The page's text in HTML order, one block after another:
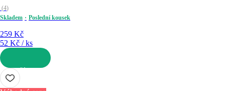
(4)
Skladem
Poslední kousek
259 Kč
52 Kč / ks
DO KOŠÍKU